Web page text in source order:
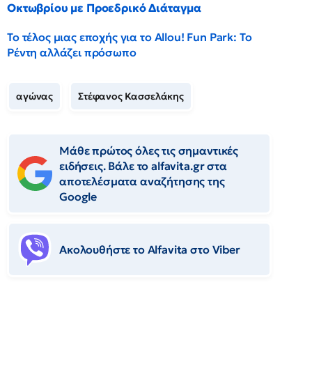
Οκτωβρίου με Προεδρικό Διάταγμα
Το τέλος μιας εποχής για το Allou! Fun Park: Το
Ρέντη αλλάζει πρόσωπο
αγώνας Στέφανος Κασσελάκης
Μάθε πρώτος όλες τις σημαντικές
ειδήσεις. Βάλε το alfavita.gr στα
αποτελέσματα αναζήτησης της
Google
Ακολουθήστε το Αlfavita στο Viber